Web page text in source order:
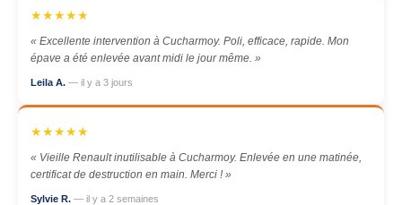
★★★★★
« Excellente intervention à Cucharmoy. Poli, efficace, rapide. Mon
épave a été enlevée avant midi le jour même. »
Leila A. — il y a 3 jours
★★★★★
« Vieille Renault inutilisable à Cucharmoy. Enlevée en une matinée,
certificat de destruction en main. Merci ! »
Sylvie R. — il y a 2 semaines